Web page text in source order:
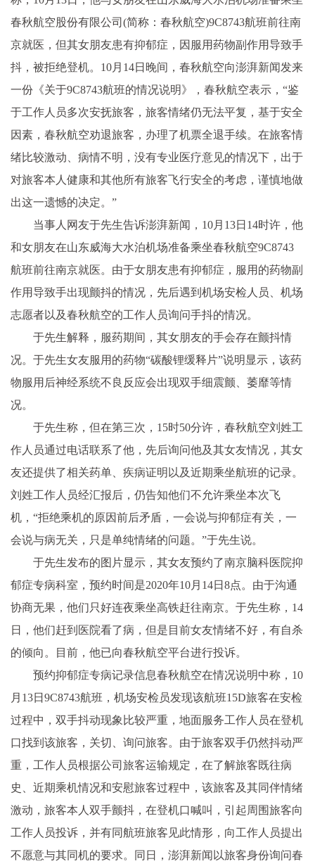
春秋航空股份有限公司(简称：春秋航空)9C8743航班前往南
京就医，但其女朋友患有抑郁症，因服用药物副作用导致手
抖，被拒绝登机。10月14日晚间，春秋航空向澎湃新闻发来
一份《关于9C8743航班的情况说明》，春秋航空表示，“鉴
于工作人员多次安抚旅客，旅客情绪仍无法平复，基于安全
因素，春秋航空劝退旅客，办理了机票全退手续。在旅客情
绪比较激动、病情不明，没有专业医疗意见的情况下，出于
对旅客本人健康和其他所有旅客飞行安全的考虑，谨慎地做
出这一遗憾的决定。”
当事人网友于先生告诉澎湃新闻，10月13日14时许，他
和女朋友在山东威海大水泊机场准备乘坐春秋航空9C8743
航班前往南京就医。由于女朋友患有抑郁症，服用的药物副
作用导致手出现颤抖的情况，先后遇到机场安检人员、机场
志愿者以及春秋航空的工作人员询问手抖的情况。
于先生解释，服药期间，其女朋友的手会存在颤抖情
况。于先生女友服用的药物“碳酸锂缓释片”说明显示，该药
物服用后神经系统不良反应会出现双手细震颤、萎靡等情
况。
于先生称，但在第三次，15时50分许，春秋航空刘姓工
作人员通过电话联系了他，先后询问他及其女友情况，其女
友还提供了相关药单、疾病证明以及近期乘坐航班的记录。
刘姓工作人员经汇报后，仍告知他们不允许乘坐本次飞
机，“拒绝乘机的原因前后矛盾，一会说与抑郁症有关，一
会说与病无关，只是单纯情绪的问题。”于先生说。
于先生发布的图片显示，其女友预约了南京脑科医院抑
郁症专病科室，预约时间是2020年10月14日8点。由于沟通
协商无果，他们只好连夜乘坐高铁赶往南京。于先生称，14
日，他们赶到医院看了病，但是目前女友情绪不好，有自杀
的倾向。目前，他已向春秋航空平台进行投诉。
预约抑郁症专病记录信息春秋航空在情况说明中称，10
月13日9C8743航班，机场安检员发现该航班15D旅客在安检
过程中，双手抖动现象比较严重，地面服务工作人员在登机
口找到该旅客，关切、询问旅客。由于旅客双手仍然抖动严
重，工作人员根据公司旅客运输规定，在了解旅客既往病
史、近期乘机情况和安慰旅客过程中，该旅客及其同伴情绪
激动，旅客本人双手颤抖，在登机口喊叫，引起周围旅客向
工作人员投诉，并有同航班旅客见此情形，向工作人员提出
不愿意与其同机的要求。同日，澎湃新闻以旅客身份询问春